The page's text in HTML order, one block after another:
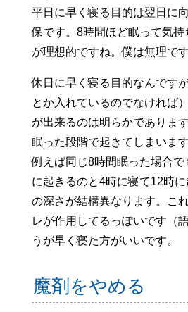
平日に早く寝る目的は翌日に
保です。8時間ほど眠って気
が理想的ですね。僕は無理です
休日に早く寝る目的なんです
とか入れているのでなければ
が出来るのは明らかでありま
眠った段階で起きてしまいます
例えば同じ8時間眠った場合
に起きるのと4時に寝て12時
の深さが結構異なります。こ
レが作用してるっぽいです（
うが早く寝た方がいいです。
魔剤をやめる